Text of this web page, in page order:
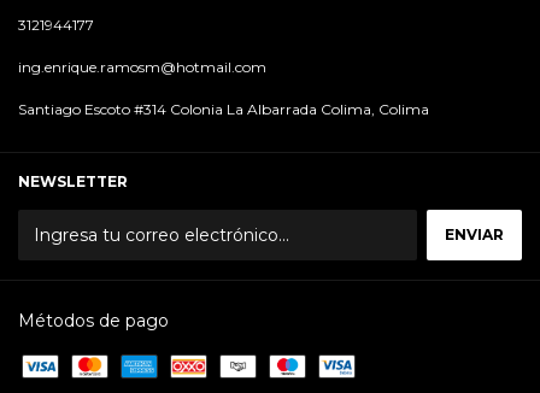
3121944177
ing.enrique.ramosm@hotmail.com
Santiago Escoto #314 Colonia La Albarrada Colima, Colima
NEWSLETTER
Métodos de pago